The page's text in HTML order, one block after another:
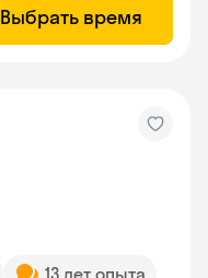
Выбрать время
13 лет опыта